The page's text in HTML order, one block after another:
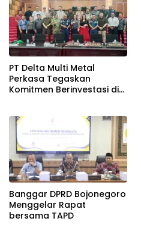
PT Delta Multi Metal
Perkasa Tegaskan
Komitmen Berinvestasi di
Pemotongan Kapal
Banggar DPRD Bojonegoro
Menggelar Rapat
bersama TAPD